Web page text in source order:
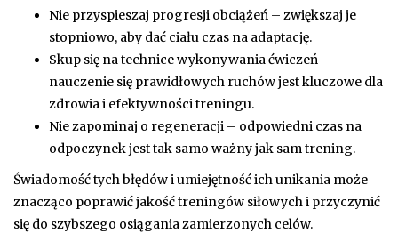
Nie przyspieszaj progresji obciążeń – zwiększaj je
stopniowo, aby dać ciału czas na adaptację.
Skup się na technice wykonywania ćwiczeń –
nauczenie się prawidłowych ruchów jest kluczowe dla
zdrowia i efektywności treningu.
Nie zapominaj o regeneracji – odpowiedni czas na
odpoczynek jest tak samo ważny jak sam trening.
Świadomość tych błędów i umiejętność ich unikania może
znacząco poprawić jakość treningów siłowych i przyczynić
się do szybszego osiągania zamierzonych celów.